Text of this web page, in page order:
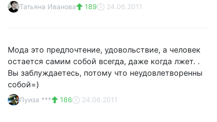
Татьяна Иванова 189 24.06.2011
Мода это предпочтение, удовольствие, а человек
остается самим собой всегда, даже когда лжет. .
Вы заблуждаетесь, потому что неудовлетворенны
собой=)
Луиза *** 186 24.06.2011